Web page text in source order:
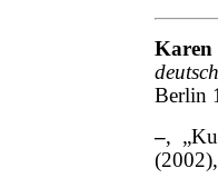
Karen
Berlin
–,